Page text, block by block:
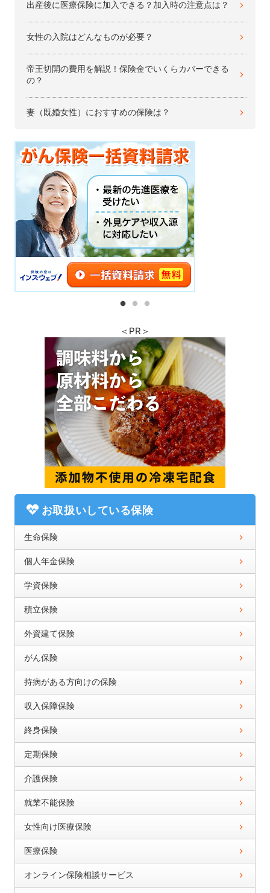
出産後に医療保険に加入できる？加入時の注意点は？
女性の入院はどんなものが必要？
帝王切開の費用を解説！保険金でいくらカバーできる
の？
妻（既婚女性）におすすめの保険は？
＜PR＞
お取扱いしている保険
生命保険
個人年金保険
学資保険
積立保険
外資建て保険
がん保険
持病がある方向けの保険
収入保障保険
終身保険
定期保険
介護保険
就業不能保険
女性向け医療保険
医療保険
オンライン保険相談サービス